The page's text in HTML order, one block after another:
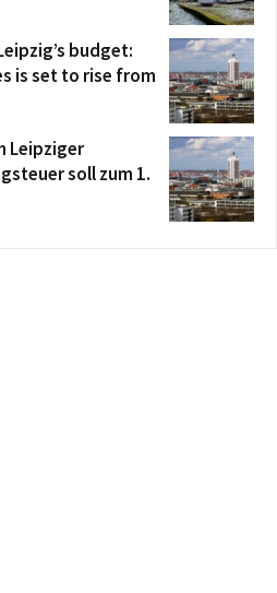
budget:
is set to rise from
Leipziger
soll zum 1.